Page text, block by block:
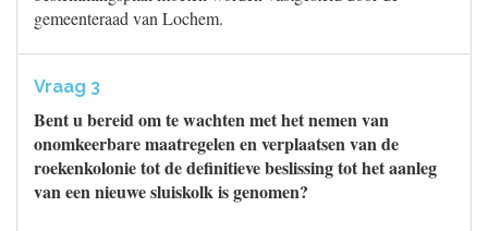
gemeenteraad van Lochem.
Vraag 3
Bent u bereid om te wachten met het nemen van
onomkeerbare maatregelen en verplaatsen van de
roekenkolonie tot de definitieve beslissing tot het aanleg
van een nieuwe sluiskolk is genomen?